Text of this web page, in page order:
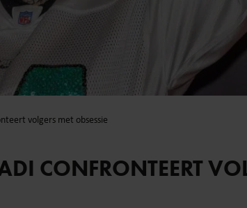
volgers met obsessie
CONFRONTEERT